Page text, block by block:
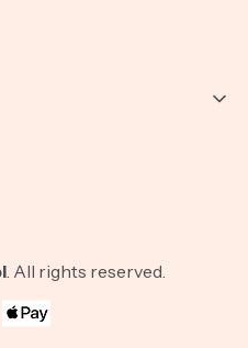
. All rights reserved.